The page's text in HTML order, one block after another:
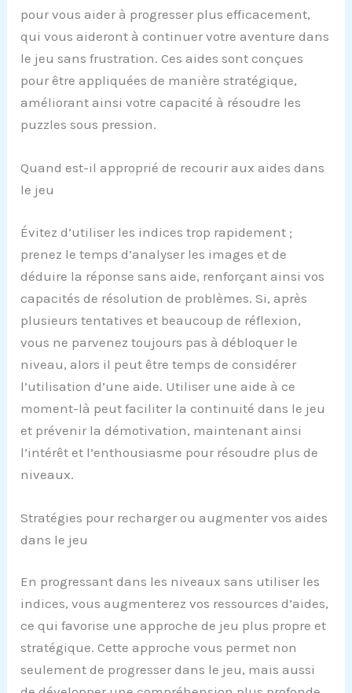
pour vous aider à progresser plus efficacement,
qui vous aideront à continuer votre aventure dans
le jeu sans frustration. Ces aides sont conçues
pour être appliquées de manière stratégique,
améliorant ainsi votre capacité à résoudre les
puzzles sous pression.
Quand est-il approprié de recourir aux aides dans
le jeu
Évitez d’utiliser les indices trop rapidement ;
prenez le temps d’analyser les images et de
déduire la réponse sans aide, renforçant ainsi vos
capacités de résolution de problèmes. Si, après
plusieurs tentatives et beaucoup de réflexion,
vous ne parvenez toujours pas à débloquer le
niveau, alors il peut être temps de considérer
l’utilisation d’une aide. Utiliser une aide à ce
moment-là peut faciliter la continuité dans le jeu
et prévenir la démotivation, maintenant ainsi
l’intérêt et l’enthousiasme pour résoudre plus de
niveaux.
Stratégies pour recharger ou augmenter vos aides
dans le jeu
En progressant dans les niveaux sans utiliser les
indices, vous augmenterez vos ressources d’aides,
ce qui favorise une approche de jeu plus propre et
stratégique. Cette approche vous permet non
seulement de progresser dans le jeu, mais aussi